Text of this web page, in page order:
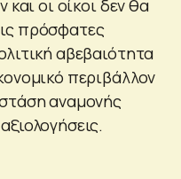
και οι οίκοι δεν θα
πρόσφατες
αβεβαιότητα
περιβάλλον
αναμονής